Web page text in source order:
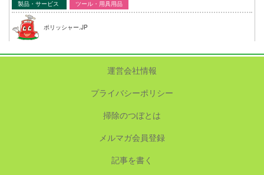
製品・サービス ツール・用具用品
ポリッシャー.JP
運営会社情報
プライバシーポリシー
掃除のつぼとは
メルマガ会員登録
記事を書く